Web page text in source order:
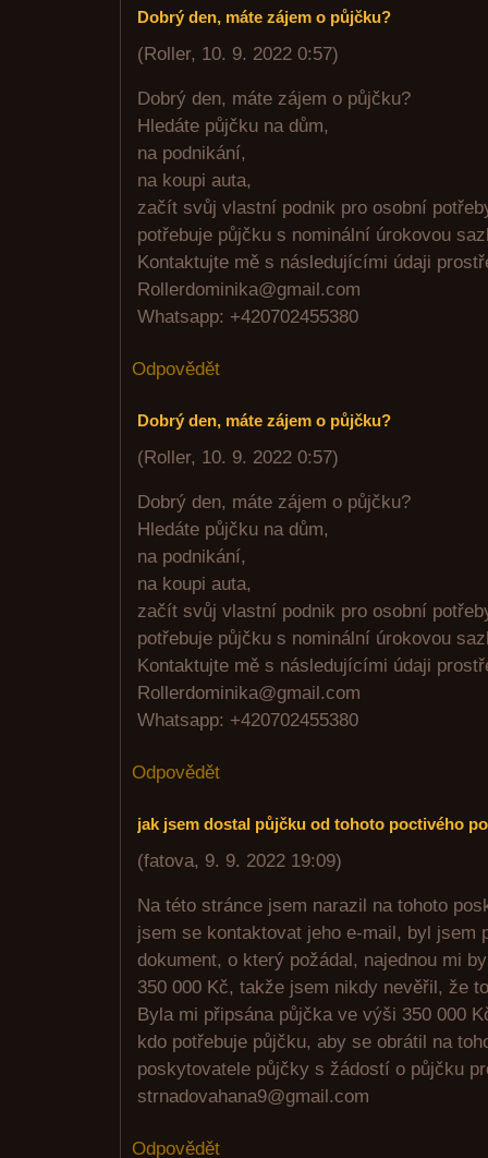
Dobrý den, máte zájem o půjčku?
(Roller, 10. 9. 2022 0:57)
Dobrý den, máte zájem o půjčku?
Hledáte půjčku na dům,
na podnikání,
na koupi auta,
začít svůj vlastní podnik pro osobní
potřebuje půjčku s nominální úrokovou
Kontaktujte mě s následujícími údaji
Rollerdominika@gmail.com
Whatsapp: +420702455380
Odpovědět
Dobrý den, máte zájem o půjčku?
(Roller, 10. 9. 2022 0:57)
Dobrý den, máte zájem o půjčku?
Hledáte půjčku na dům,
na podnikání,
na koupi auta,
začít svůj vlastní podnik pro osobní
potřebuje půjčku s nominální úrokovou
Kontaktujte mě s následujícími údaji
Rollerdominika@gmail.com
Whatsapp: +420702455380
Odpovědět
jak jsem dostal půjčku od tohoto poctivého
(fatova, 9. 9. 2022 19:09)
Na této stránce jsem narazil na tohoto
jsem se kontaktovat jeho e-mail, byl jsem
dokument, o který požádal, najednou mi
350 000 Kč, takže jsem nikdy nevěřil, že
Byla mi připsána půjčka ve výši 350 000
kdo potřebuje půjčku, aby se obrátil na
poskytovatele půjčky s žádostí o půjčku
strnadovahana9@gmail.com
Odpovědět